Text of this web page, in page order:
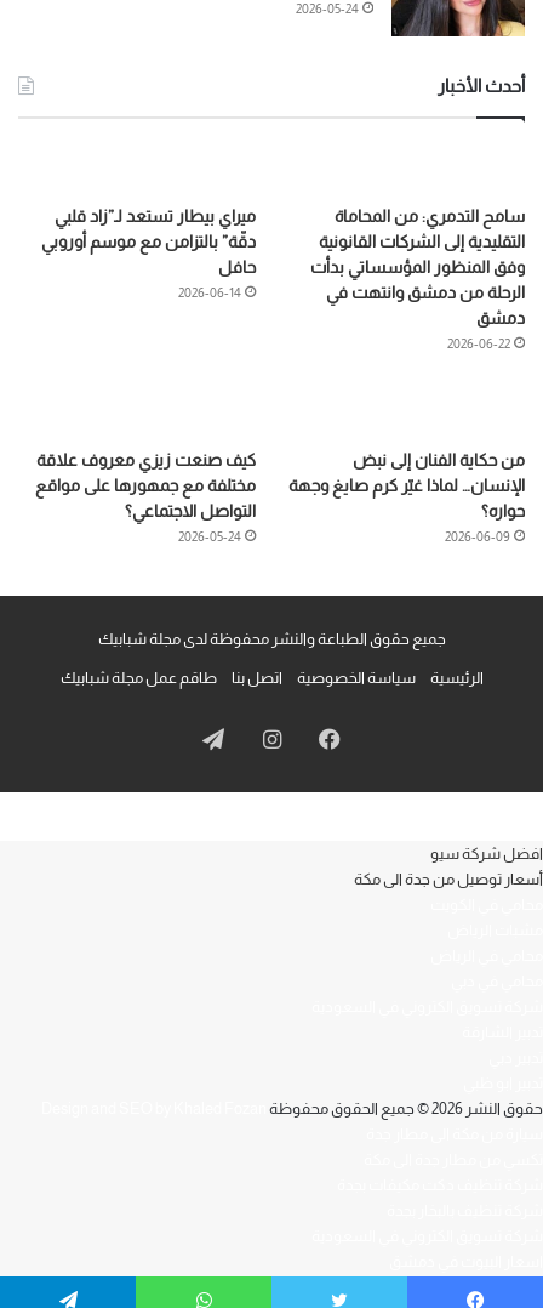
2026-05-24
أحدث الأخبار
سامح التدمري: من المحاماة
التقليدية إلى الشركات القانونية
وفق المنظور المؤسساتي بدأت
الرحلة من دمشق وانتهت في
دمشق
2026-06-22
ميراي بيطار تستعد لـ”زاد قلبي
دقّة” بالتزامن مع موسم أوروبي
حافل
2026-06-14
من حكاية الفنان إلى نبض
الإنسان… لماذا غيّر كرم صايغ وجهة
حواره؟
2026-06-09
كيف صنعت زيزي معروف علاقة
مختلفة مع جمهورها على مواقع
التواصل الاجتماعي؟
2026-05-24
جميع حقوق الطباعة والنشر محفوظة لدى مجلة شبابيك
الرئيسية سياسة الخصوصية اتصل بنا طاقم عمل مجلة شبابيك
فيسبوكانستقرامتيلقرام
افضل شركة سيو
أسعار توصيل من جدة الى مكة
حقوق النشر 2026 © جميع الحقوق محفوظة
افضل محامي في العراق